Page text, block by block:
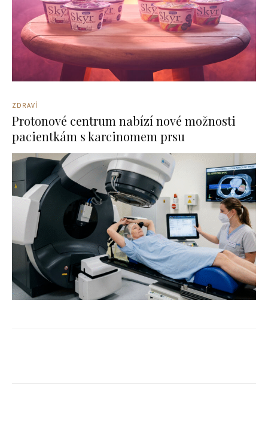
ZDRAVÍ
Protonové centrum nabízí nové možnosti
pacientkám s karcinomem prsu